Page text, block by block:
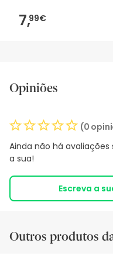
7,99€
Opiniões
(0
Ainda não há
a sua!
Escreva a
Outros produtos